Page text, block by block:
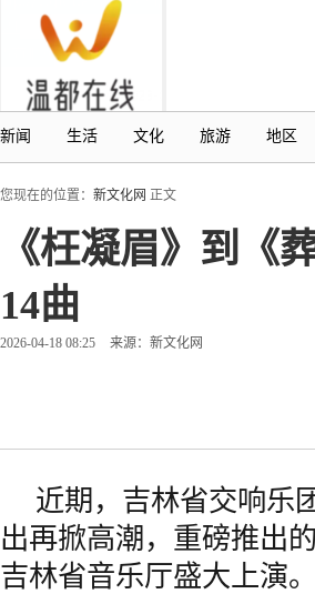
新闻 生活 文化 旅游 地区
您现在的位置： 新文化网 正文
《枉凝眉》到《
14曲
2026-04-18 08:25 来源：新文化网
近期，吉林省交响乐
出再掀高潮，重磅推出
吉林省音乐厅盛大上演